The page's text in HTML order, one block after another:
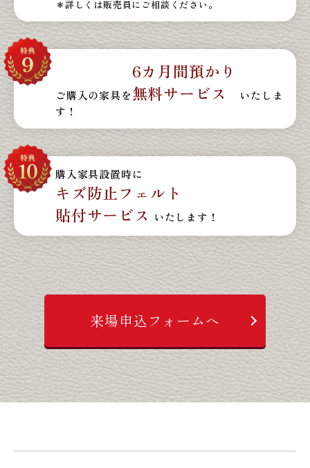
＊詳しくは販売員にご相談ください。
ご購入の家具を
6カ月間預かり
無料サービス
いたしま
す！
購入家具設置時に
キズ防止フェルト
貼付サービス いたします！
来場申込フォームへ